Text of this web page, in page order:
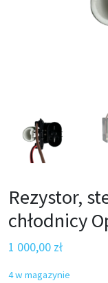
Rezystor,
chłodnicy
1 000,00 zł
4 w magazynie